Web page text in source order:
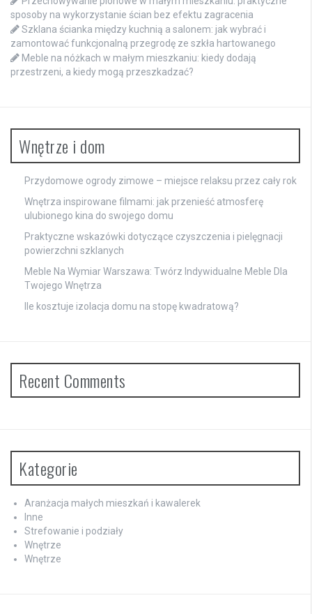
sposoby na wykorzystanie ścian bez efektu zagracenia
Szklana ścianka między kuchnią a salonem: jak wybrać i
zamontować funkcjonalną przegrodę ze szkła hartowanego
Meble na nóżkach w małym mieszkaniu: kiedy dodają
przestrzeni, a kiedy mogą przeszkadzać?
Wnętrze i dom
Przydomowe ogrody zimowe – miejsce relaksu przez cały rok
Wnętrza inspirowane filmami: jak przenieść atmosferę
ulubionego kina do swojego domu
Praktyczne wskazówki dotyczące czyszczenia i pielęgnacji
powierzchni szklanych
Meble Na Wymiar Warszawa: Twórz Indywidualne Meble Dla
Twojego Wnętrza
Ile kosztuje izolacja domu na stopę kwadratową?
Recent Comments
Kategorie
Aranżacja małych mieszkań i kawalerek
Inne
Strefowanie i podziały
Wnętrze
Wnętrze